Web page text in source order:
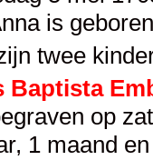
is
twee
Baptista
op
1 maand